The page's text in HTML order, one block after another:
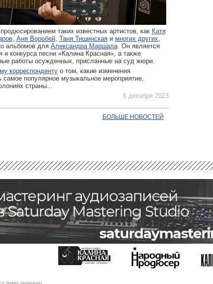
таких известных артистов, как Катя
, Аня Воробей, Таня Тишинскаяи многих других
альбомов для Александра Маршала. Он является
и конкурса песни «Калина Красная», а также
работы осужденных, присланные на суд жюри.
корреспондентуо том, какие изменения
популярное музыкальное мероприятие,
страны...
6 декабря 2023
БОЛЬШЕ НОВОСТЕЙ
права защищены.